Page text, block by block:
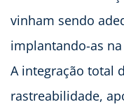
vinham sendo
implantando-as
A integração total
rastreabilidade,